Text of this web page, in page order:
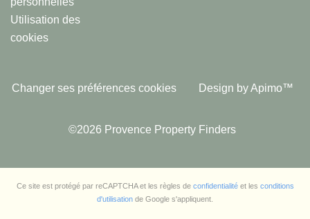
Utilisation des
cookies
Changer ses préférences cookies Design byApimo™
©2026 Provence Property Finders
Ce site est protégé par reCAPTCHA et les règles de confidentialitéet les conditions
d'utilisation de Google s'appliquent.